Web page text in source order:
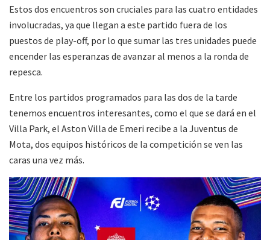
Estos dos encuentros son cruciales para las cuatro entidades
involucradas, ya que llegan a este partido fuera de los
puestos de play-off, por lo que sumar las tres unidades puede
encender las esperanzas de avanzar al menos a la ronda de
repesca.
Entre los partidos programados para las dos de la tarde
tenemos encuentros interesantes, como el que se dará en el
Villa Park, el Aston Villa de Emeri recibe a la Juventus de
Mota, dos equipos históricos de la competición se ven las
caras una vez más.